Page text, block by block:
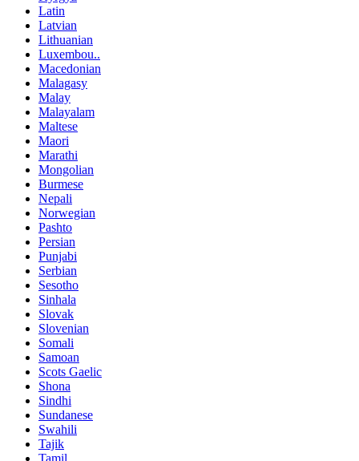
Latin
Latvian
Lithuanian
Luxembou..
Macedonian
Malagasy
Malay
Malayalam
Maltese
Maori
Marathi
Mongolian
Burmese
Nepali
Norwegian
Pashto
Persian
Punjabi
Serbian
Sesotho
Sinhala
Slovak
Slovenian
Somali
Samoan
Scots Gaelic
Shona
Sindhi
Sundanese
Swahili
Tajik